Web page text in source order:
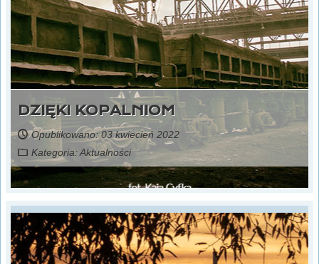
DZIĘKI KOPALNIOM
Opublikowano: 03 kwiecień 2022
Kategoria:Aktualności